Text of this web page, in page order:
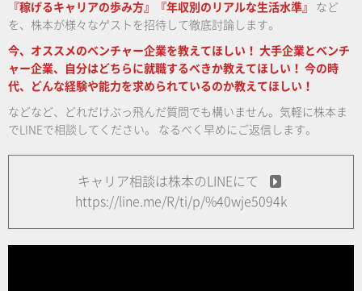
『稼げるキャリアの歩み方』『年収別のリアルな生活水準』
など
を、株本が様々なゲストを招待して徹底討論します。
今、オススメのベンチャー企業を教えてほしい！ 大手企業とベンチ
ャー企業、自分はどちらに就職するべきか教えてほしい！ 今の時
代、どんな経験や能力を求められているのか教えてほしい！
などなど、どれだけぶっ飛んだ質問でも構いません。気軽に株本ま
でLINEで相談してください。
なるべく早めにご返信します。
キャリア相談は株本のLINEにて
https://line.me/R/ti/p/%40wje5094k